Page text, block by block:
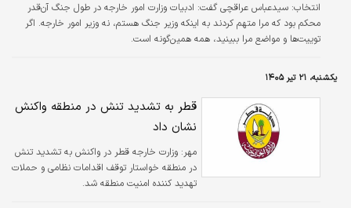
انتخاب: سیدعباس عراقچی گفت: ادبیات وزارت امور خارجه در طول جنگ آن‌قدر
محکم بود که مرا متهم کردند به اینکه وزیر جنگ هستم، نه وزیر امور خارجه. اگر
توییت‌ها و مواضع مرا ببینید، همه همین‌گونه است.
یکشنبه، ۲۱ تیر ۱۴۰۵
قطر به تشدید تنش در منطقه واکنش
نشان داد
مهر: وزارت خارجه قطر در واکنش به تشدید تنش
در منطقه خواستار توقف اقدامات نظامی و حملات
تهدید کننده امنیت منطقه شد.